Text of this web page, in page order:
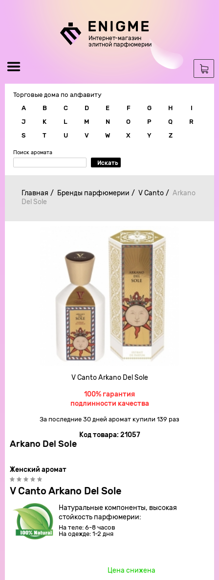
ENIGME
Интернет-магазин
элитной парфюмерии
Торговые дома по алфавиту
A
B C D E F G H
I
J
K L M N O P Q
R
S
T U V W X Y Z
Поиск аромата
Искать
Главная Бренды парфюмерии V Canto
Arkano
Del Sole
V Canto Arkano Del Sole
100% гарантия
подлинности качества
За последние 30 дней аромат купили 139 раз
Код товара: 21057
Arkano Del Sole
Женский аромат
V Canto Arkano Del Sole
Натуральные компоненты, высокая
стойкость парфюмерии:
На теле: 6-8 часов
На одежде: 1-2 дня
Цена снижена